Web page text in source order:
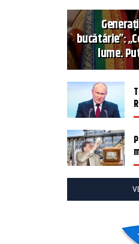
bucătărie”:
lume.